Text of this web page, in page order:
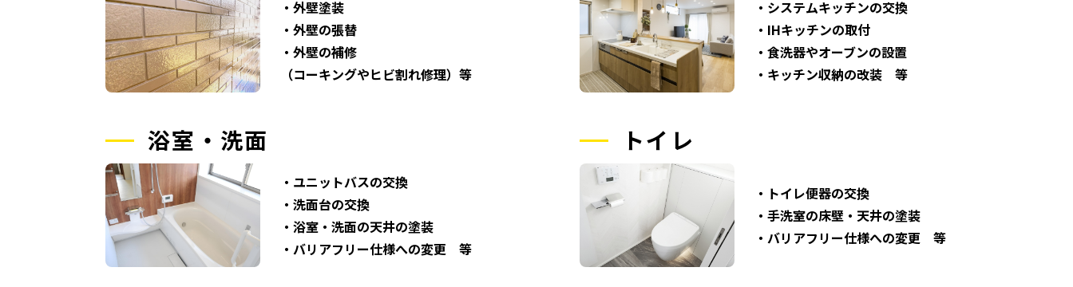
・外壁塗装
・外壁の張替
・外壁の補修
（コーキングやヒビ割れ修理）等
・システムキッチンの交換
・IHキッチンの取付
・食洗器やオーブンの設置
・キッチン収納の改装 等
浴室・洗面
・ユニットバスの交換
・洗面台の交換
・浴室・洗面の天井の塗装
・バリアフリー仕様への変更 等
トイレ
・トイレ便器の交換
・手洗室の床壁・天井の塗装
・バリアフリー仕様への変更 等